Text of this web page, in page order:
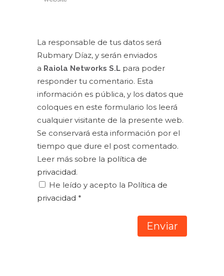
La responsable de tus datos será
Rubmary Díaz, y serán enviados
a Raiola Networks S.L para poder
responder tu comentario. Esta
información es pública, y los datos que
coloques en este formulario los leerá
cualquier visitante de la presente web.
Se conservará esta información por el
tiempo que dure el post comentado.
Leer más sobre la política de
privacidad.
He leído y acepto la Política de
privacidad *